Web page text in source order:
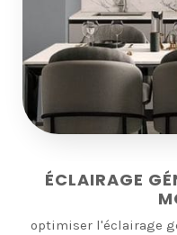
ÉCLAIRAGE
optimiser l'éclairage